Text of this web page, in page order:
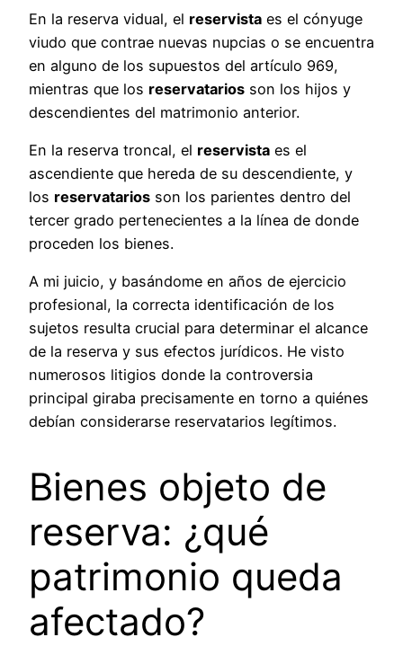
En la reserva vidual, el reservista es el cónyuge
viudo que contrae nuevas nupcias o se encuentra
en alguno de los supuestos del artículo 969,
mientras que los reservatarios son los hijos y
descendientes del matrimonio anterior.
En la reserva troncal, el reservista es el
ascendiente que hereda de su descendiente, y
los reservatarios son los parientes dentro del
tercer grado pertenecientes a la línea de donde
proceden los bienes.
A mi juicio, y basándome en años de ejercicio
profesional, la correcta identificación de los
sujetos resulta crucial para determinar el alcance
de la reserva y sus efectos jurídicos. He visto
numerosos litigios donde la controversia
principal giraba precisamente en torno a quiénes
debían considerarse reservatarios legítimos.
Bienes objeto de
reserva: ¿qué
patrimonio queda
afectado?